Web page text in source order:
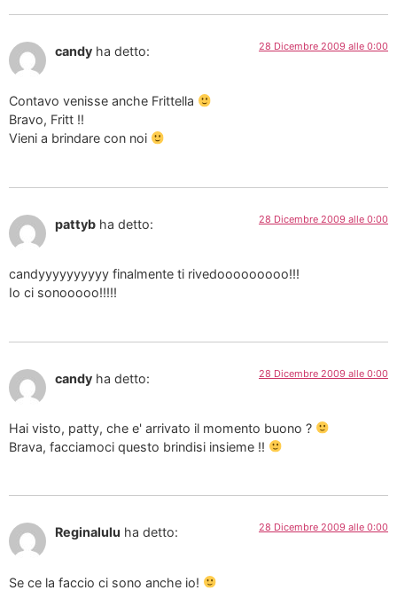
candy ha detto: 28 Dicembre 2009 alle 0:00
Contavo venisse anche Frittella
Bravo, Fritt !!
Vieni a brindare con noi
pattyb ha detto: 28 Dicembre 2009 alle 0:00
candyyyyyyyyyy finalmente ti rivedooooooooo!!!
Io ci sonooooo!!!!!
candy ha detto: 28 Dicembre 2009 alle 0:00
Hai visto, patty, che e' arrivato il momento buono ?
Brava, facciamoci questo brindisi insieme !!
Reginalulu ha detto: 28 Dicembre 2009 alle 0:00
Se ce la faccio ci sono anche io!